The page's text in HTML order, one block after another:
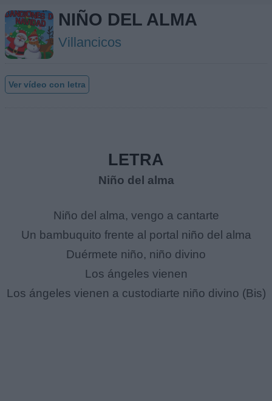
NIÑO DEL ALMA
Villancicos
Ver vídeo con letra
LETRA
Niño del alma
Niño del alma, vengo a cantarte
Un bambuquito frente al portal niño del alma
Duérmete niño, niño divino
Los ángeles vienen
Los ángeles vienen a custodiarte niño divino (Bis)